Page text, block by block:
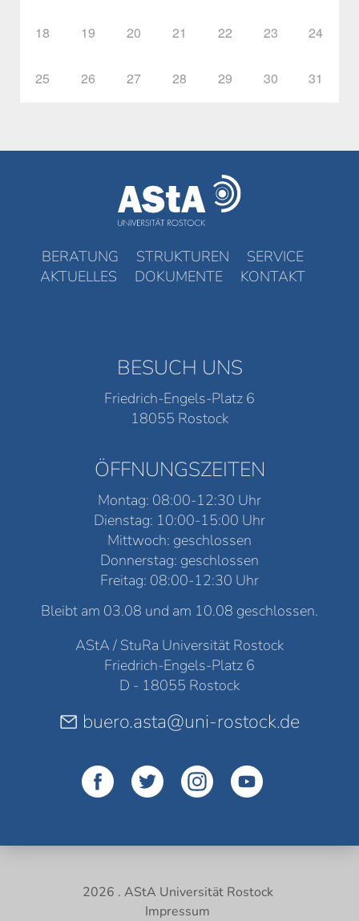
18 19 20 21 22 23 24
25 26 27 28 29 30 31
BERATUNG STRUKTUREN
SERVICE
AKTUELLES
DOKUMENTE KONTAKT
BESUCH UNS
Friedrich-Engels-Platz 6
18055 Rostock
ÖFFNUNGSZEITEN
Montag: 08:00-12:30 Uhr
Dienstag: 10:00-15:00 Uhr
Mittwoch: geschlossen
Donnerstag: geschlossen
Freitag: 08:00-12:30 Uhr
Bleibt am 03.08 und am 10.08 geschlossen.
AStA / StuRa Universität Rostock
Friedrich-Engels-Platz 6
D - 18055 Rostock
buero.asta@uni-rostock.de
2026 . AStA Universität Rostock
Impressum